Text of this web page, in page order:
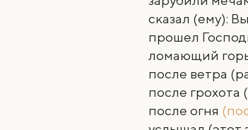
сказал (ему):
прошел
ломающий
после ветра
после грохота
после огня